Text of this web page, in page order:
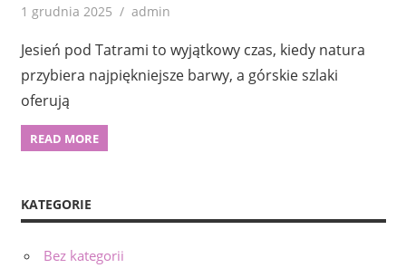
1 grudnia 2025 admin
Jesień pod Tatrami to wyjątkowy czas, kiedy natura
przybiera najpiękniejsze barwy, a górskie szlaki
oferują
READ MORE
KATEGORIE
Bez kategorii